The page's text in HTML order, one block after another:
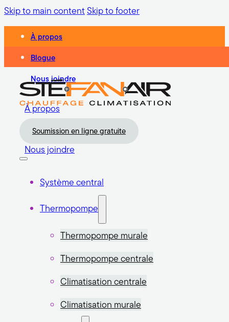
Skip to main contentSkip to footer
À propos
Blogue
Nous joindre
À propos
Blogue
Nous joindre
Soumission en ligne gratuite
Système central
Thermopompe
Thermopompe murale
Thermopompe centrale
Climatisation centrale
Climatisation murale